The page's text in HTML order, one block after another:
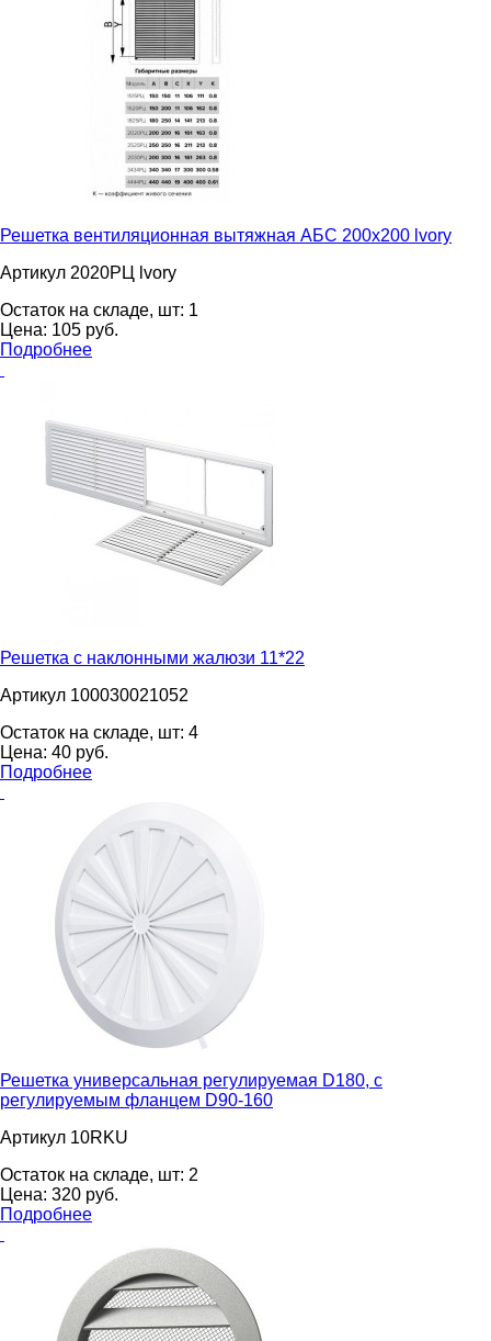
Решетка вентиляционная вытяжная АБС 200х200 lvory
Артикул 2020РЦ lvory
Остаток на складе, шт: 1
Цена: 105 pуб.
Подробнее
Решетка с наклонными жалюзи 11*22
Артикул 100030021052
Остаток на складе, шт: 4
Цена: 40 pуб.
Подробнее
Решетка универсальная регулируемая D180, с
регулируемым фланцем D90-160
Артикул 10RKU
Остаток на складе, шт: 2
Цена: 320 pуб.
Подробнее